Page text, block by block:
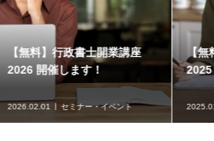
必見！行政書士の営業集客の
ポイント【初級編】
2024.07.24 営業集客